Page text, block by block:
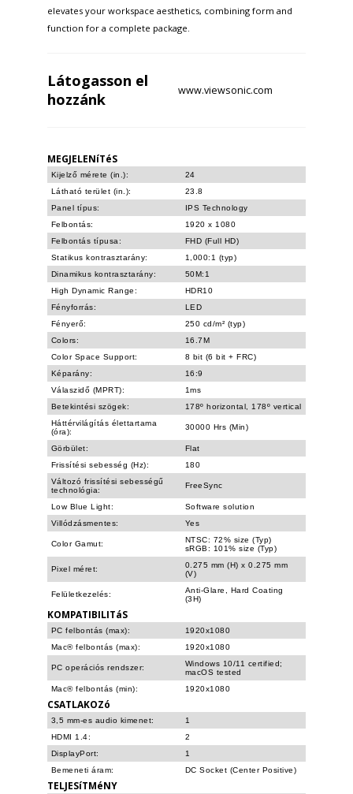
elevates your workspace aesthetics, combining form and
function for a complete package.
Látogasson el
hozzánk
www.viewsonic.com
MEGJELENíTéS
Kijelző mérete (in.):
24
Látható terület (in.):
23.8
Panel típus:
IPS Technology
Felbontás:
1920 x 1080
Felbontás típusa:
FHD (Full HD)
Statikus kontrasztarány:
1,000:1 (typ)
Dinamikus kontrasztarány:
50M:1
High Dynamic Range:
HDR10
Fényforrás:
LED
Fényerő:
250 cd/m² (typ)
Colors:
16.7M
Color Space Support:
8 bit (6 bit + FRC)
Képarány:
16:9
Válaszidő (MPRT):
1ms
Betekintési szögek:
178º horizontal, 178º vertical
Háttérvilágítás élettartama
(óra):
30000 Hrs (Min)
Görbület:
Flat
Frissítési sebesség (Hz):
180
Változó frissítési sebességű
technológia:
FreeSync
Low Blue Light:
Software solution
Villódzásmentes:
Yes
Color Gamut:
NTSC: 72% size (Typ)
sRGB: 101% size (Typ)
Pixel méret:
0.275 mm (H) x 0.275 mm
(V)
Felületkezelés:
Anti-Glare, Hard Coating
(3H)
KOMPATIBILITáS
PC felbontás (max):
1920x1080
Mac® felbontás (max):
1920x1080
PC operációs rendszer:
Windows 10/11 certified;
macOS tested
Mac® felbontás (min):
1920x1080
CSATLAKOZó
3,5 mm-es audio kimenet:
1
HDMI 1.4:
2
DisplayPort:
1
Bemeneti áram:
DC Socket (Center Positive)
TELJESíTMéNY